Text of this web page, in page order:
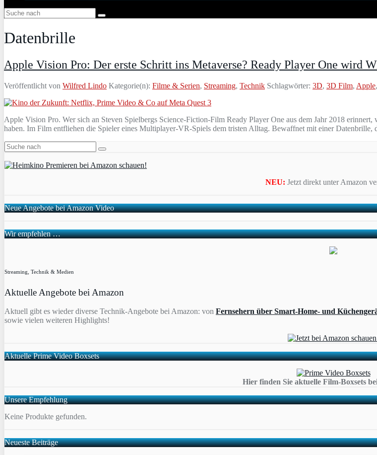
Datenbrille
Apple Vision Pro: Der erste Schritt ins Metaverse? Ready Player One wird
Veröffentlicht von Wilfred Lindo Kategorie(n): Filme & Serien, Streaming, Technik Schlagwörter: 3D, 3D Film, Apple,
Apple Vision Pro. Wer sich an Steven Spielbergs Science-Fiction-Film Ready Player One aus dem Jahr 2018
haben. Im Film entfliehen die Spieler eines Multiplayer-VR-Spiels dem tristen Alltag. Bewaffnet mit einer
NEU: Jetzt direkt unter Amazon
Neue Angebote bei Amazon Video
Wir empfehlen …
Streaming, Technik & Medien
Aktuelle Angebote bei Amazon
Aktuell gibt es wieder diverse Technik-Angebote bei Amazon: von Fernsehern über Smart-Home- und
sowie vielen weiteren Highlights!
Aktuelle Prime Video Boxsets
Hier finden Sie aktuelle Film-Boxsets
Unsere Empfehlung
Keine Produkte gefunden.
Neueste Beiträge